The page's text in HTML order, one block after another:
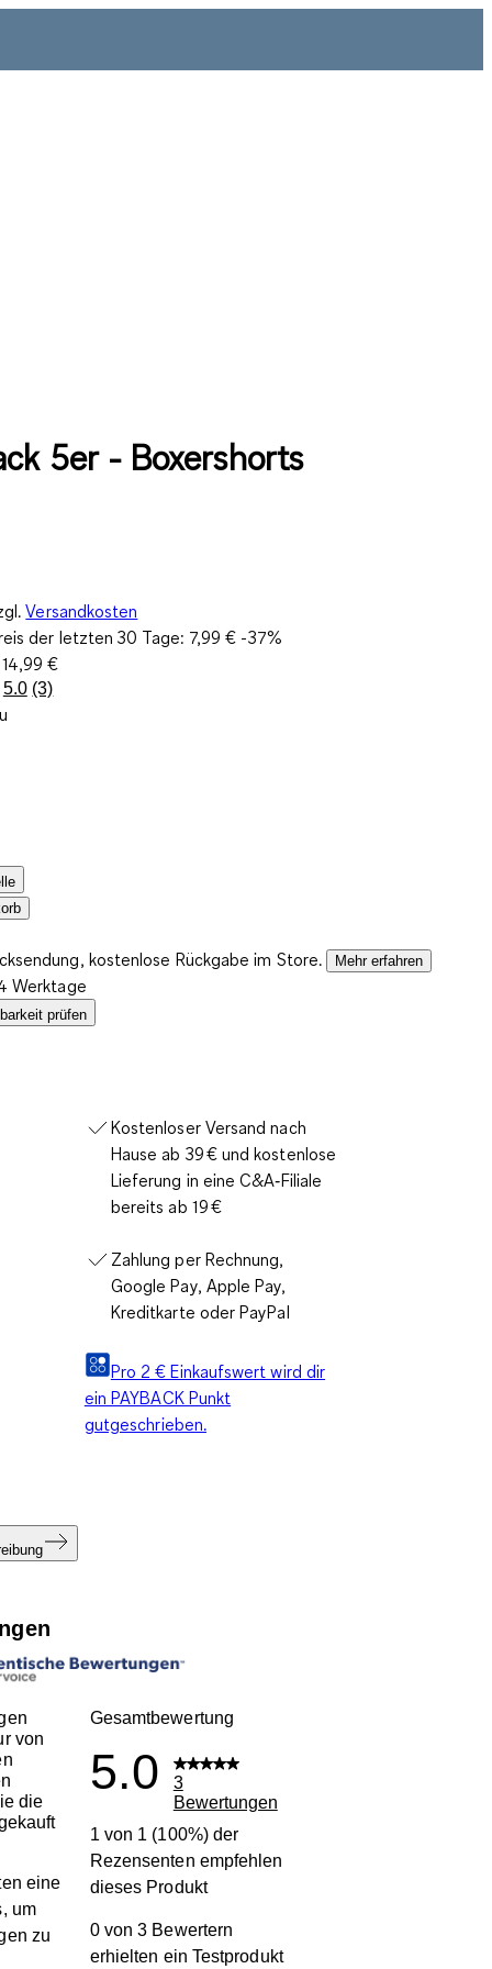
5er - Boxershorts
Versandkosten
der letzten 30 Tage: 7,99 € -37%
14,99 €
5.0 3
(3)
kostenlose Rückgabe im Store. Mehr erfahren
Werktage
prüfen
Kostenloser Versand nach
Hause ab 39 € und kostenlose
Lieferung in eine C&A‑Filiale
bereits ab 19 €
Zahlung per Rechnung,
Google Pay, Apple Pay,
Kreditkarte oder PayPal
Pro 2 € Einkaufswert wird dir
ein PAYBACK Punkt
gutgeschrieben.
von
die
eine
um
zu
Gesamtbewertung
5.0
3
Bewertungen
1 von 1 (100%) der
Rezensenten empfehlen
dieses Produkt
0 von 3 Bewertern
erhielten ein Testprodukt